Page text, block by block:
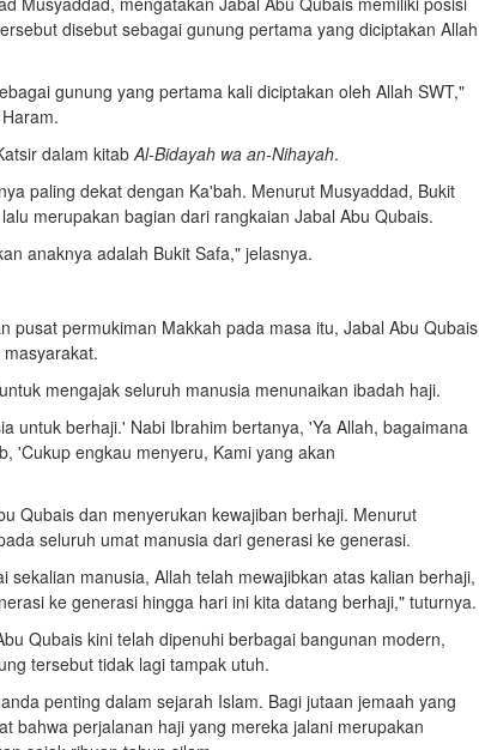
disebut sebagai gunung pertama yang diciptakan Allah
gunung yang pertama kali diciptakan oleh Allah SWT,"
dalam kitab Al-Bidayah wa an-Nihayah.
paling dekat dengan Ka'bah. Menurut Musyaddad, Bukit
merupakan bagian dari rangkaian Jabal Abu Qubais.
anaknya adalah Bukit Safa," jelasnya.
pusat permukiman Makkah pada masa itu, Jabal Abu Qubais
mengajak seluruh manusia menunaikan ibadah haji.
untuk berhaji.' Nabi Ibrahim bertanya, 'Ya Allah, bagaimana
'Cukup engkau menyeru, Kami yang akan
Qubais dan menyerukan kewajiban berhaji. Menurut
seluruh umat manusia dari generasi ke generasi.
manusia, Allah telah mewajibkan atas kalian berhaji,
ke generasi hingga hari ini kita datang berhaji," tuturnya.
Qubais kini telah dipenuhi berbagai bangunan modern,
tersebut tidak lagi tampak utuh.
penting dalam sejarah Islam. Bagi jutaan jemaah yang
bahwa perjalanan haji yang mereka jalani merupakan